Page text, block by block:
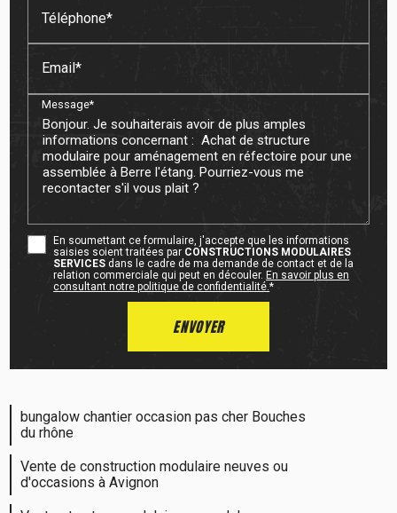
Téléphone*
Email*
Message*
En soumettant ce formulaire, j'accepte que les informations
saisies soient traitées par CONSTRUCTIONS MODULAIRES
SERVICES dans le cadre de ma demande de contact et de la
relation commerciale qui peut en découler.En savoir plus en
consultant notre politique de confidentialité.*
bungalow chantier occasion pas cher Bouches
du rhône
Vente de construction modulaire neuves ou
d'occasions à Avignon